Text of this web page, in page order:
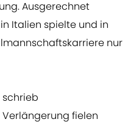
Ausgerechnet
Italien spielte und in
nur
fielen